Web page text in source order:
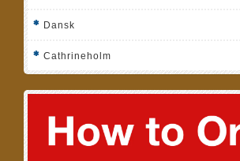
Dansk
Cathrineholm